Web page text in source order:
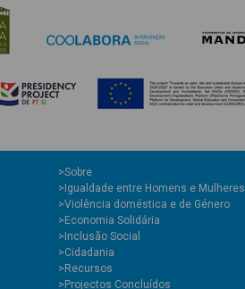
>Sobre
>Igualdade entre Homens e Mulheres
>Violência doméstica e de Género
>Economia Solidária
>Inclusão Social
>Cidadania
>Recursos
>Projectos Concluídos